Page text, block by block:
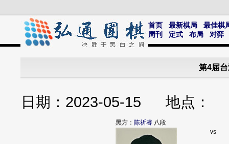
首页 最新棋局
最佳棋
周刊
定式 布局 对弈
第4届
日期：2023-05-15 地点
黑方： 陈祈睿 八段
vs